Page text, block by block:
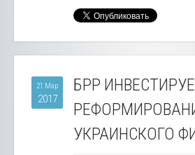
21 Мар
2017
БРР
УКРАИНСКОГО